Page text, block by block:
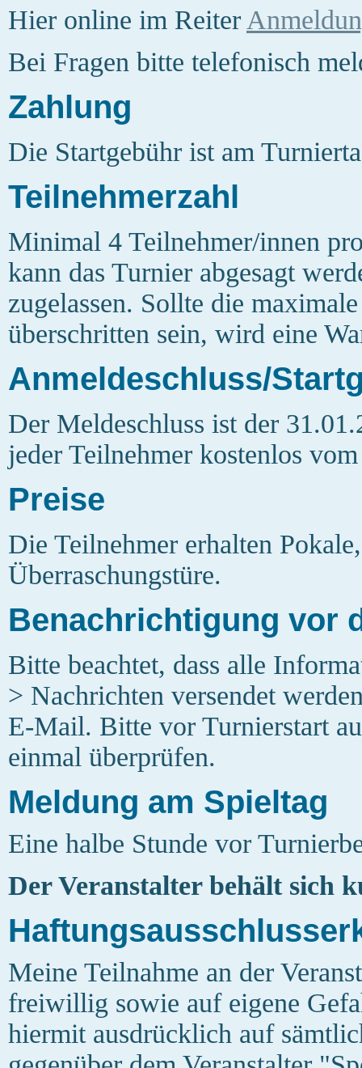
Hier online im Reiter
Bei Fragen bitte telefonisch
Zahlung
Die Startgebühr ist am
Teilnehmerzahl
Minimal 4 Teilnehmer/innen
kann das Turnier abgesagt
zugelassen. Sollte die
überschritten sein, wird eine
Anmeldeschluss/
Der Meldeschluss ist der
jeder Teilnehmer kostenlos
Preise
Die Teilnehmer erhalten
Überraschungstüre.
Benachrichtigung vor
Bitte beachtet, dass alle
> Nachrichten versendet
E-Mail. Bitte vor Turnierstart
einmal überprüfen.
Meldung am Spieltag
Eine halbe Stunde vor
Der Veranstalter behält sich
Meine Teilnahme an der
freiwillig sowie auf eigene
hiermit ausdrücklich auf